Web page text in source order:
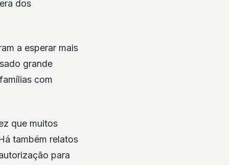
dos
a esperar mais
grande
com
que muitos
também relatos
para